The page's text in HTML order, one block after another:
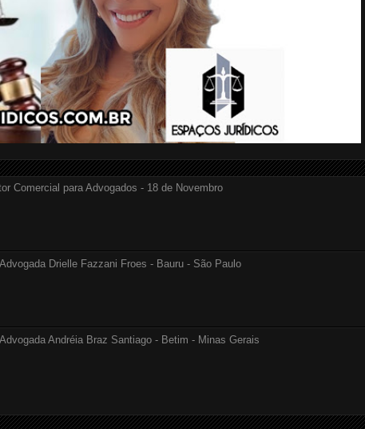
Comercial para Advogados - 18 de Novembro
Drielle Fazzani Froes - Bauru - São Paulo
Andréia Braz Santiago - Betim - Minas Gerais